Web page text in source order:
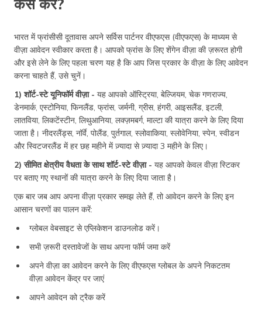
कैसे करें?
भारत में फ्रांसीसी दूतावास अपने सर्विस पार्टनर वीएफएस (वीएफएस) के माध्यम से
वीज़ा आवेदन स्वीकार करता है। आपको फ्रांस के लिए शेंगेन वीज़ा की ज़रूरत होगी
और इसे लेने के लिए पहला चरण यह है कि आप जिस प्रकार के वीज़ा के लिए आवेदन
करना चाहते हैं, उसे चुनें।
1) शॉर्ट-स्टे यूनिफॉर्म वीज़ा - यह आपको ऑस्ट्रिया, बेल्जियम, चेक गणराज्य,
डेनमार्क, एस्टोनिया, फिनलैंड, फ्रांस, जर्मनी, ग्रीस, हंगरी, आइसलैंड, इटली,
लातविया, लिकटेंस्टीन, लिथुआनिया, लक्ज़मबर्ग, माल्टा की यात्रा करने के लिए दिया
जाता है। नीदरलैंड्स, नॉर्वे, पोलैंड, पुर्तगाल, स्लोवाकिया, स्लोवेनिया, स्पेन, स्वीडन
और स्विटजरलैंड में हर छह महीने में ज़्यादा से ज़्यादा 3 महीने के लिए।
2) सीमित क्षेत्रीय वैधता के साथ शॉर्ट-स्टे वीज़ा - यह आपको केवल वीज़ा स्टिकर
पर बताए गए स्थानों की यात्रा करने के लिए दिया जाता है।
एक बार जब आप अपना वीज़ा प्रकार समझ लेते हैं, तो आवेदन करने के लिए इन
आसान चरणों का पालन करें:
ग्लोबल वेबसाइट से एप्लिकेशन डाउनलोड करें।
सभी ज़रूरी दस्तावेजों के साथ अपना फॉर्म जमा करें
अपने वीज़ा का आवेदन करने के लिए वीएफएस ग्लोबल के अपने निकटतम
वीज़ा आवेदन केंद्र पर जाएं
आपने आवेदन को ट्रैक करें